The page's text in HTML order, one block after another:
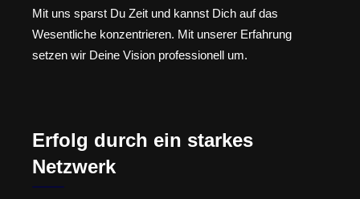
Mit uns sparst Du Zeit und kannst Dich auf das
Wesentliche konzentrieren. Mit unserer Erfahrung
setzen wir Deine Vision professionell um.
Erfolg durch ein starkes
Netzwerk